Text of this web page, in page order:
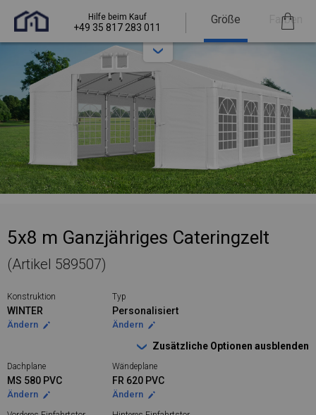
Hilfe beim Kauf
+49 35 817 283 011
Größe Farben
5x8 m Ganzjähriges Cateringzelt
(Artikel 589507)
Konstruktion
WINTER
Ändern
Typ
Personalisiert
Ändern
Zusätzliche Optionen ausblenden
Dachplane
MS 580 PVC
Ändern
Wändeplane
FR 620 PVC
Ändern